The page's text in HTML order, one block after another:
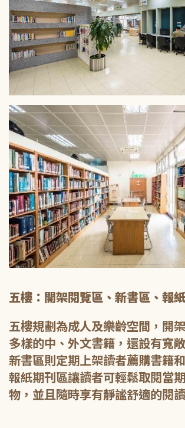
五樓：開架閱覽區、新書區、報
五樓規劃為成人及樂齡空間，開
多樣的中、外文書籍，還設有寬
新書區則定期上架讀者薦購書籍
報紙期刊區讓讀者可輕鬆取閱當
物，並且隨時享有靜謐舒適的閱